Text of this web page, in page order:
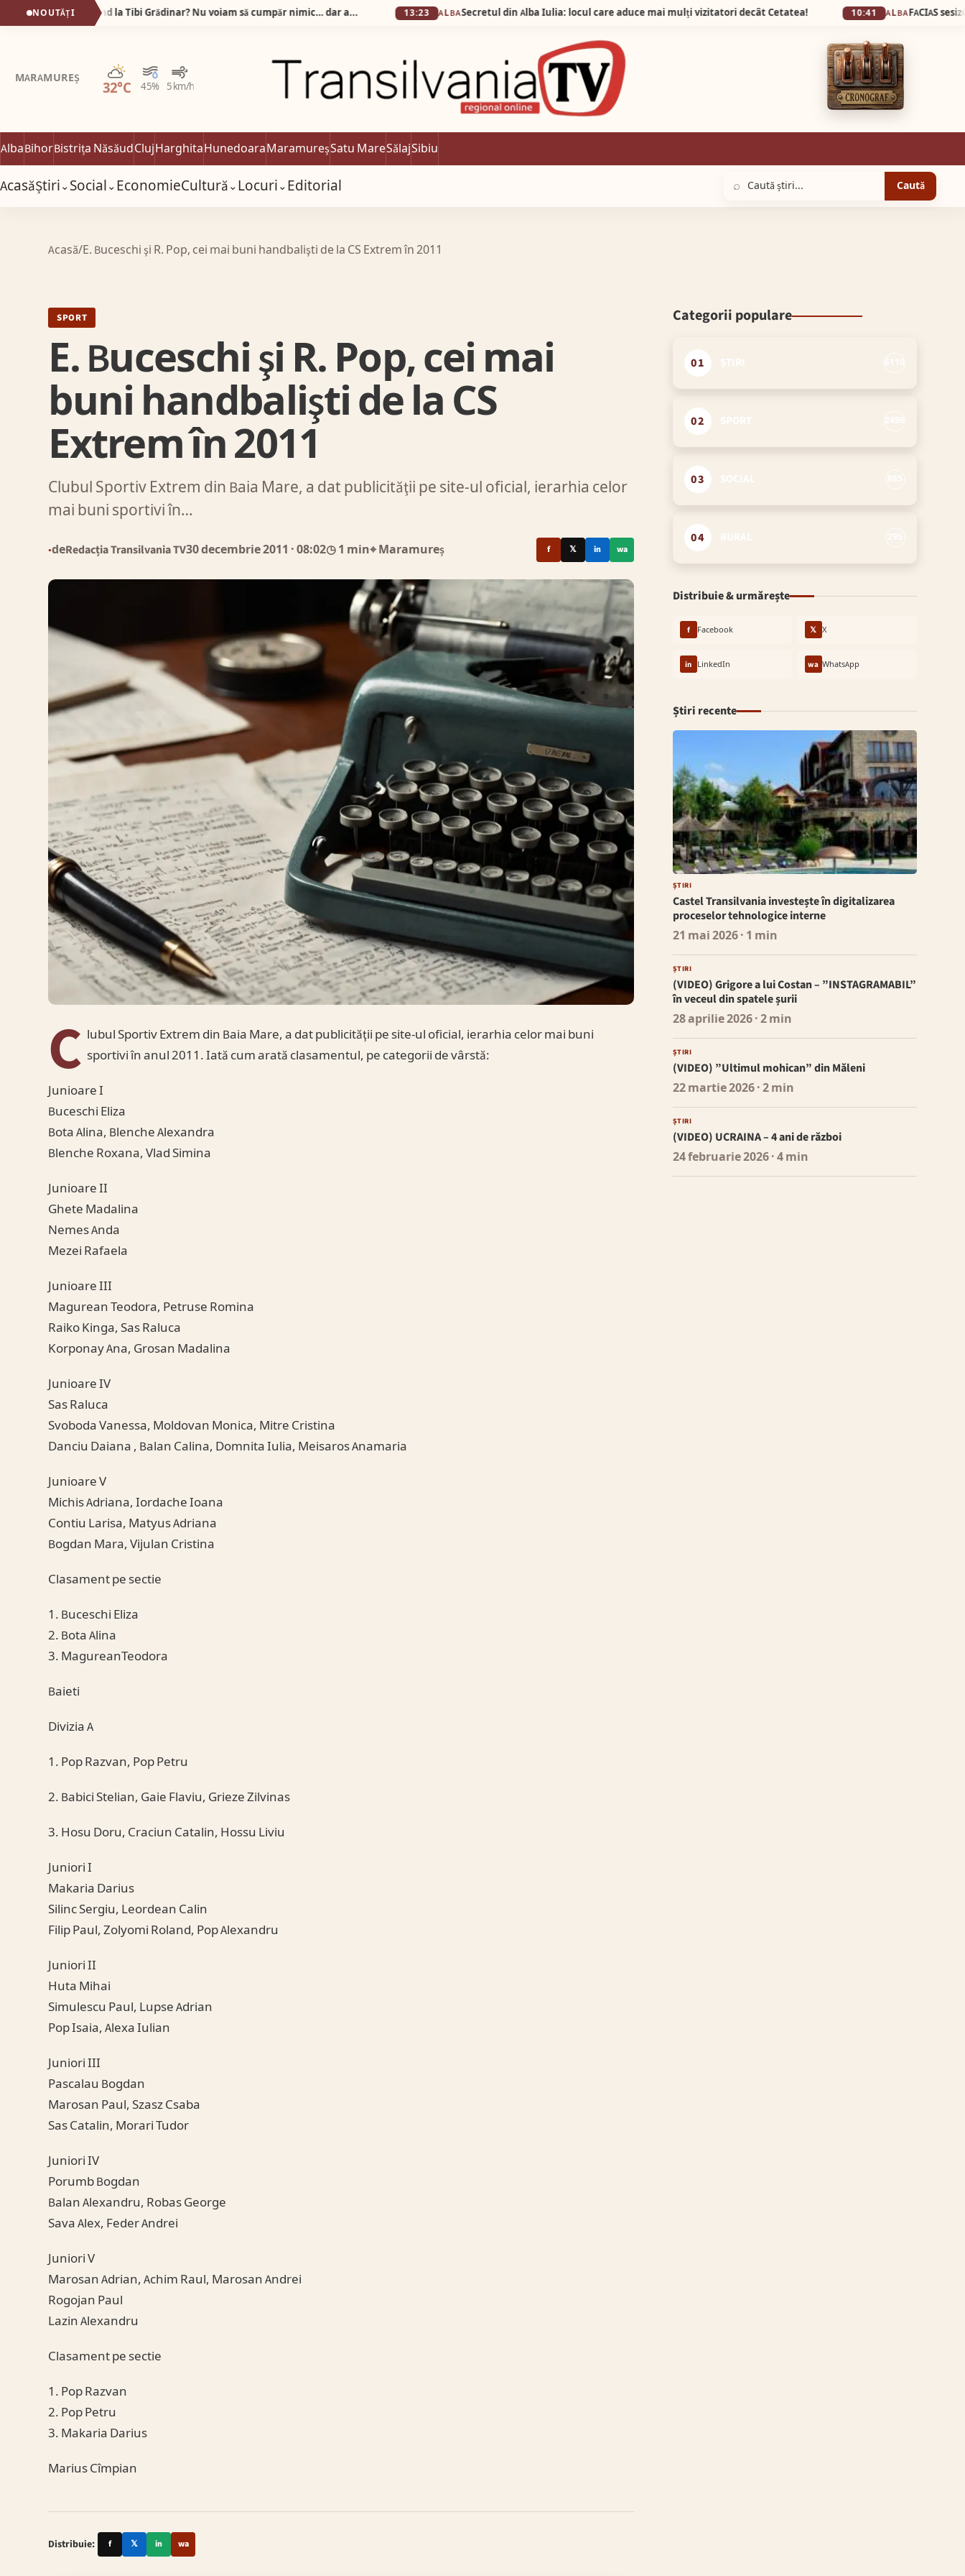
NOUTĂȚI De ce stau oamenii la rând la Tibi Grădinar? Nu voiam să cumpăr nimic… dar am plecat cu sacoșa plină! 13:23 ALBASecretul din Alba Iulia: locul care aduce mai mulți vizitatori decât Cetatea! 10:41 ALBA
MARAMUREȘ
32°C 45% 5 km/h
Parțial noros
AlbaBihorBistrița NăsăudClujHarghitaHunedoaraMaramureșSatu MareSălajSibiu
AcasăȘtiri⌄Social⌄EconomieCultură⌄Locuri⌄Editorial ⌕ Caută
Acasă/E. Buceschi şi R. Pop, cei mai buni handbalişti de la CS Extrem în 2011
SPORT
E. Buceschi şi R. Pop, cei mai
buni handbalişti de la CS
Extrem în 2011
Clubul Sportiv Extrem din Baia Mare, a dat publicităţii pe site-ul oficial, ierarhia celor
mai buni sportivi în…
●deRedacția Transilvania TV30 decembrie 2011 · 08:02◷ 1 min⌖ Maramureș f 𝕏 in wa
C lubul Sportiv Extrem din Baia Mare, a dat publicităţii pe site-ul oficial, ierarhia celor mai buni
sportivi în anul 2011. Iată cum arată clasamentul, pe categorii de vârstă:
Junioare I
Buceschi Eliza
Bota Alina, Blenche Alexandra
Blenche Roxana, Vlad Simina
Junioare II
Ghete Madalina
Nemes Anda
Mezei Rafaela
Junioare III
Magurean Teodora, Petruse Romina
Raiko Kinga, Sas Raluca
Korponay Ana, Grosan Madalina
Junioare IV
Sas Raluca
Svoboda Vanessa, Moldovan Monica, Mitre Cristina
Danciu Daiana , Balan Calina, Domnita Iulia, Meisaros Anamaria
Junioare V
Michis Adriana, Iordache Ioana
Contiu Larisa, Matyus Adriana
Bogdan Mara, Vijulan Cristina
Clasament pe sectie
1. Buceschi Eliza
2. Bota Alina
3. MagureanTeodora
Baieti
Divizia A
1. Pop Razvan, Pop Petru
2. Babici Stelian, Gaie Flaviu, Grieze Zilvinas
3. Hosu Doru, Craciun Catalin, Hossu Liviu
Juniori I
Makaria Darius
Silinc Sergiu, Leordean Calin
Filip Paul, Zolyomi Roland, Pop Alexandru
Juniori II
Huta Mihai
Simulescu Paul, Lupse Adrian
Pop Isaia, Alexa Iulian
Juniori III
Pascalau Bogdan
Marosan Paul, Szasz Csaba
Sas Catalin, Morari Tudor
Juniori IV
Porumb Bogdan
Balan Alexandru, Robas George
Sava Alex, Feder Andrei
Juniori V
Marosan Adrian, Achim Raul, Marosan Andrei
Rogojan Paul
Lazin Alexandru
Clasament pe sectie
1. Pop Razvan
2. Pop Petru
3. Makaria Darius
Marius Cîmpian
Distribuie: f 𝕏 in wa
Categorii populare
01
02
03
04
Distribuie & urmărește
f Facebook 𝕏 X
in LinkedIn wa WhatsApp
Știri recente
ȘTIRI
Castel Transilvania investește în digitalizarea
proceselor tehnologice interne
21 mai 2026· 1 min
ȘTIRI
(VIDEO) Grigore a lui Costan – ”INSTAGRAMABIL”
în veceul din spatele șurii
28 aprilie 2026· 2 min
ȘTIRI
(VIDEO) ”Ultimul mohican” din Măleni
22 martie 2026· 2 min
ȘTIRI
(VIDEO) UCRAINA – 4 ani de război
24 februarie 2026· 4 min